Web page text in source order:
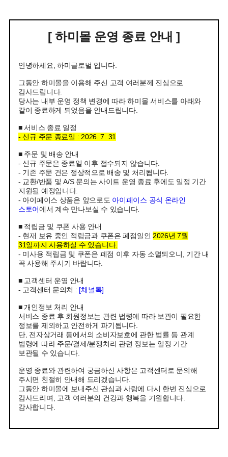
[ 하미몰 운영 종료 안내 ]
안녕하세요, 하미글로벌 입니다.
그동안 하미몰을 이용해 주신 고객 여러분께 진심으로
감사드립니다.
당사는 내부 운영 정책 변경에 따라 하미몰 서비스를 아래와
같이 종료하게 되었음을 안내드립니다.
■ 서비스 종료 일정
- 신규 주문 종료일 : 2026. 7. 31
■ 주문 및 배송 안내
- 신규 주문은 종료일 이후 접수되지 않습니다.
- 기존 주문 건은 정상적으로 배송 및 처리됩니다.
- 교환/반품 및 A/S 문의는 사이트 운영 종료 후에도 일정 기간
지원될 예정입니다.
- 아이페이스 상품은 앞으로도 아이페이스 공식 온라인
스토어에서 계속 만나보실 수 있습니다.
■ 적립금 및 쿠폰 사용 안내
- 현재 보유 중인 적립금과 쿠폰은 폐점일인 2026년 7월
31일까지 사용하실 수 있습니다.
- 미사용 적립금 및 쿠폰은 폐점 이후 자동 소멸되오니, 기간 내
꼭 사용해 주시기 바랍니다.
■ 고객센터 운영 안내
- 고객센터 문의처 : [채널톡]
■ 개인정보 처리 안내
서비스 종료 후 회원정보는 관련 법령에 따라 보관이 필요한
정보를 제외하고 안전하게 파기됩니다.
단, 전자상거래 등에서의 소비자보호에 관한 법률 등 관계
법령에 따라 주문/결제/분쟁처리 관련 정보는 일정 기간
보관될 수 있습니다.
운영 종료와 관련하여 궁금하신 사항은 고객센터로 문의해
주시면 친절히 안내해 드리겠습니다.
그동안 하미몰에 보내주신 관심과 사랑에 다시 한번 진심으로
감사드리며, 고객 여러분의 건강과 행복을 기원합니다.
감사합니다.